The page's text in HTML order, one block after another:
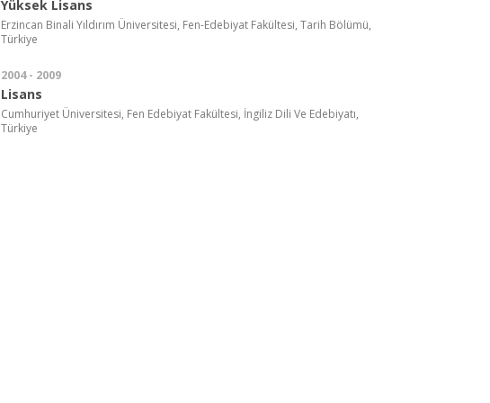
Yüksek Lisans
Erzincan Binali Yıldırım Üniversitesi, Fen-Edebiyat Fakültesi, Tarih Bölümü,
Türkiye
2004 - 2009
Lisans
Cumhuriyet Üniversitesi, Fen Edebiyat Fakültesi, İngiliz Dili Ve Edebiyatı,
Türkiye